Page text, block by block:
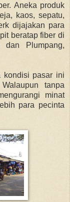
Aneka produk
kaos, sepatu,
dijajakan para
beratap fiber di
Plumpang,
kondisi pasar ini
tanpa
minat
para pecinta